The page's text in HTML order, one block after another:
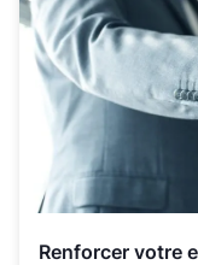
Renforcer votre